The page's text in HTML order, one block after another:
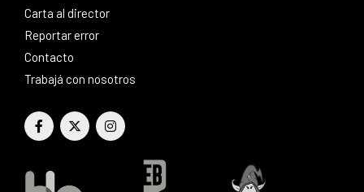
Carta al director
Reportar error
Contacto
Trabajá con nosotros